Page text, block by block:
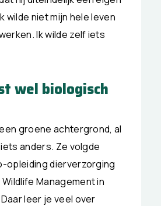
wilde niet mijn hele leven
Ik wilde zelf iets
wel biologisch
groene achtergrond, al
anders. Ze volgde
opleiding dierverzorging
Management in
Daar leer je veel over